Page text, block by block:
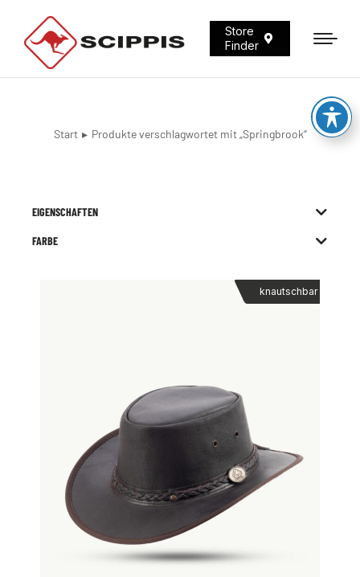
Store
Finder
Sie befinden sich hier:
Start Produkte verschlagwortet mit „Springbrook“
EIGENSCHAFTEN
FARBE
knautschbar